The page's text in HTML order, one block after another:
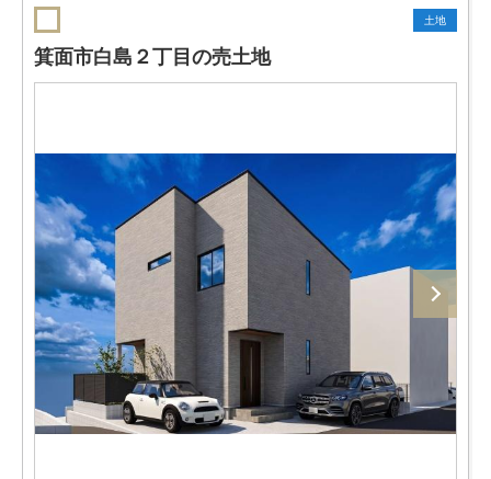
土地
箕面市白島２丁目の売土地